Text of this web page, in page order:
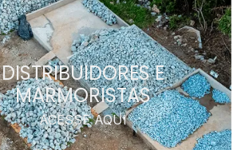
DISTRIBUIDORES E
MARMORISTAS
ACESSE AQUI